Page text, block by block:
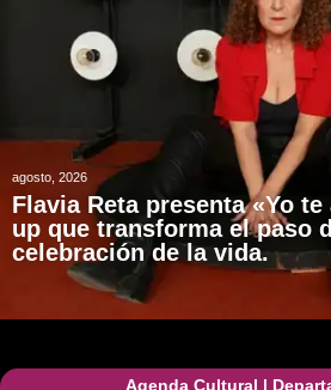
agosto, 2026
Flavia Reta presenta «Yo
up que transforma el paso
celebración de la vida.
Agenda Cultural |